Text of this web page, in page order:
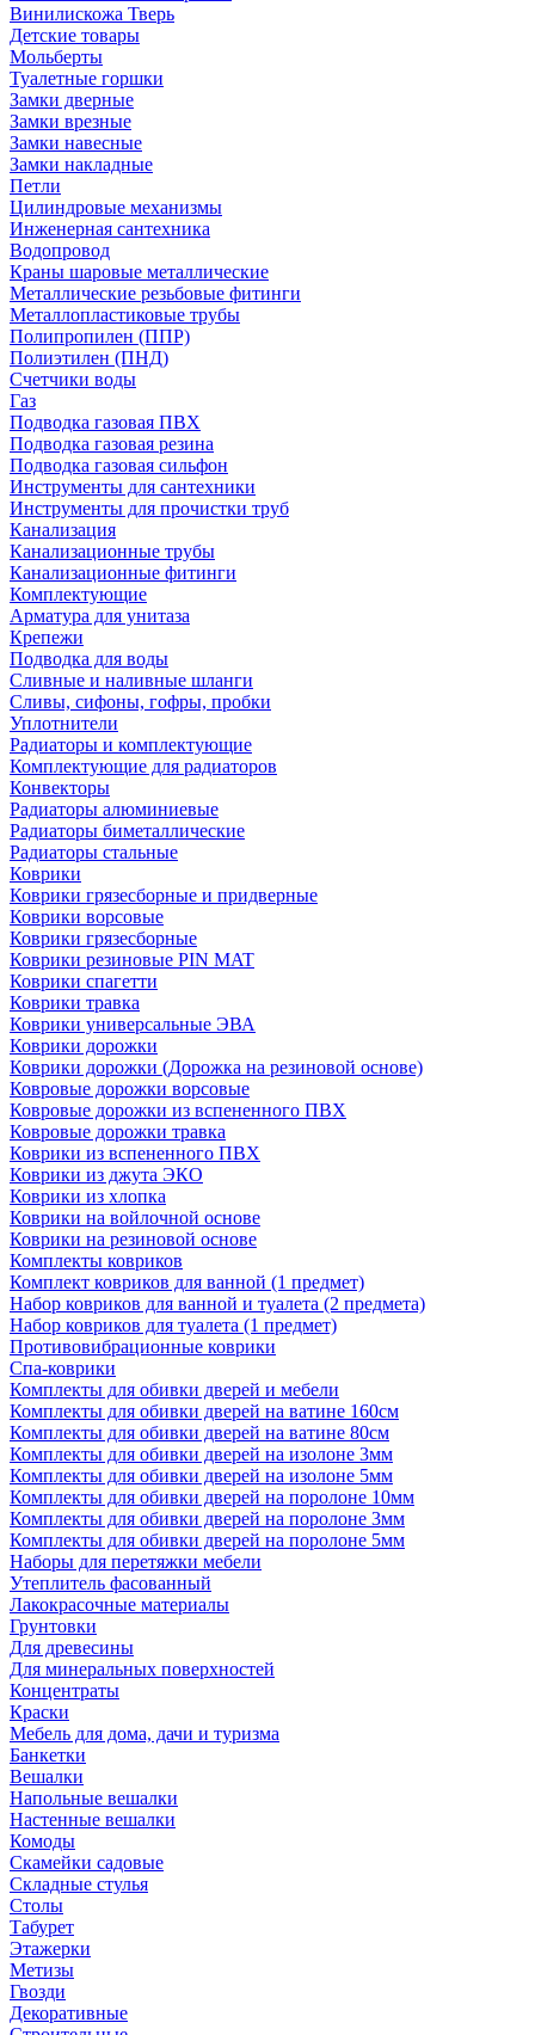
Винилискожа Тверь
Детские товары
Мольберты
Туалетные горшки
Замки дверные
Замки врезные
Замки навесные
Замки накладные
Петли
Цилиндровые механизмы
Инженерная сантехника
Водопровод
Краны шаровые металлические
Металлические резьбовые фитинги
Металлопластиковые трубы
Полипропилен (ППР)
Полиэтилен (ПНД)
Счетчики воды
Газ
Подводка газовая ПВХ
Подводка газовая резина
Подводка газовая сильфон
Инструменты для сантехники
Инструменты для прочистки труб
Канализация
Канализационные трубы
Канализационные фитинги
Комплектующие
Арматура для унитаза
Крепежи
Подводка для воды
Сливные и наливные шланги
Сливы, сифоны, гофры, пробки
Уплотнители
Радиаторы и комплектующие
Комплектующие для радиаторов
Конвекторы
Радиаторы алюминиевые
Радиаторы биметаллические
Радиаторы стальные
Коврики
Коврики грязесборные и придверные
Коврики ворсовые
Коврики грязесборные
Коврики резиновые PIN MAT
Коврики спагетти
Коврики травка
Коврики универсальные ЭВА
Коврики дорожки
Коврики дорожки (Дорожка на резиновой основе)
Ковровые дорожки ворсовые
Ковровые дорожки из вспененного ПВХ
Ковровые дорожки травка
Коврики из вспененного ПВХ
Коврики из джута ЭКО
Коврики из хлопка
Коврики на войлочной основе
Коврики на резиновой основе
Комплекты ковриков
Комплект ковриков для ванной (1 предмет)
Набор ковриков для ванной и туалета (2 предмета)
Набор ковриков для туалета (1 предмет)
Противовибрационные коврики
Спа-коврики
Комплекты для обивки дверей и мебели
Комплекты для обивки дверей на ватине 160см
Комплекты для обивки дверей на ватине 80см
Комплекты для обивки дверей на изолоне 3мм
Комплекты для обивки дверей на изолоне 5мм
Комплекты для обивки дверей на поролоне 10мм
Комплекты для обивки дверей на поролоне 3мм
Комплекты для обивки дверей на поролоне 5мм
Наборы для перетяжки мебели
Утеплитель фасованный
Лакокрасочные материалы
Грунтовки
Для древесины
Для минеральных поверхностей
Концентраты
Краски
Мебель для дома, дачи и туризма
Банкетки
Вешалки
Напольные вешалки
Настенные вешалки
Комоды
Скамейки садовые
Складные стулья
Столы
Табурет
Этажерки
Метизы
Гвозди
Декоративные